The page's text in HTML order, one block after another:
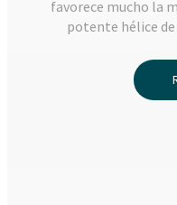
favorece mucho la
potente hélice